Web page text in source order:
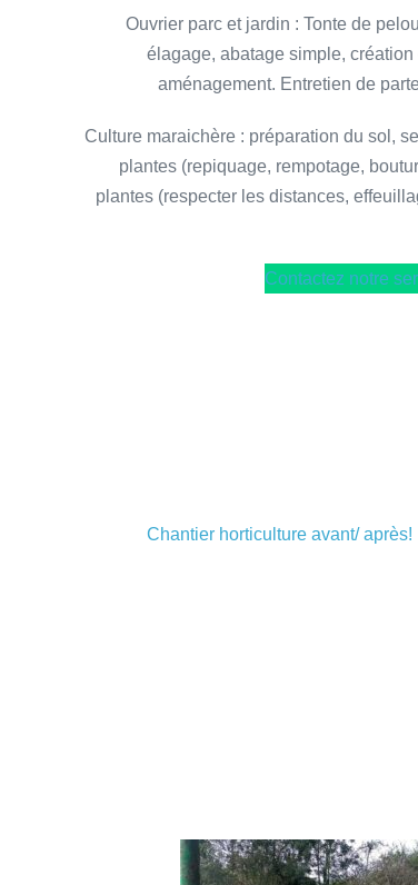
Ouvrier parc et jardin : Tonte de
élagage, abatage simple,
aménagement. Entretien de
Culture maraichère : préparation du sol,
plantes (repiquage, rempotage,
plantes (respecter les distances,
Contactez notre
Chantier horticulture avant/ après!